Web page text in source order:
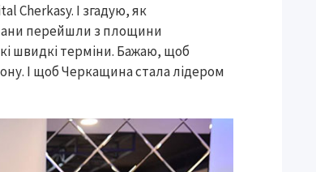
Cherkasy. І згадую, як
перейшли з площини
швидкі терміни. Бажаю, щоб
І щоб Черкащина стала лідером